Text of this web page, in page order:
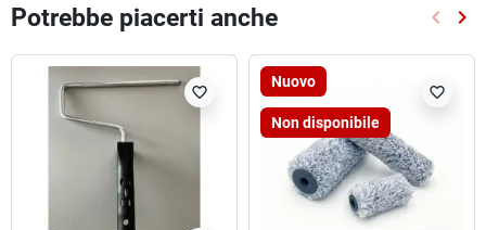
Potrebbe piacerti anche keyboard_arrow_left keyboard_arrow_right
favorite_border
Nuovo
Non disponibile
favorite_border